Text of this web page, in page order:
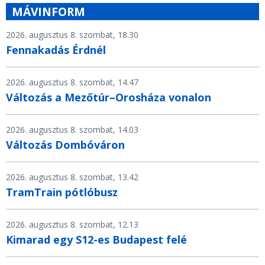
MÁVINFORM
2026. augusztus 8. szombat, 18.30
Fennakadás Érdnél
2026. augusztus 8. szombat, 14.47
Változás a Mezőtúr–Orosháza vonalon
2026. augusztus 8. szombat, 14.03
Változás Dombóváron
2026. augusztus 8. szombat, 13.42
TramTrain pótlóbusz
2026. augusztus 8. szombat, 12.13
Kimarad egy S12-es Budapest felé